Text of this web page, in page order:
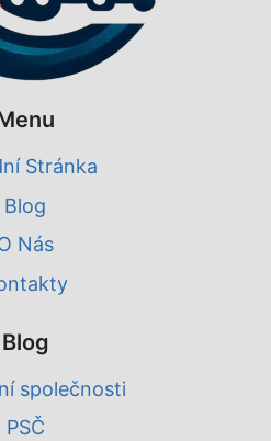
Stránka
Blog
Nás
Blog
společnosti
PSČ